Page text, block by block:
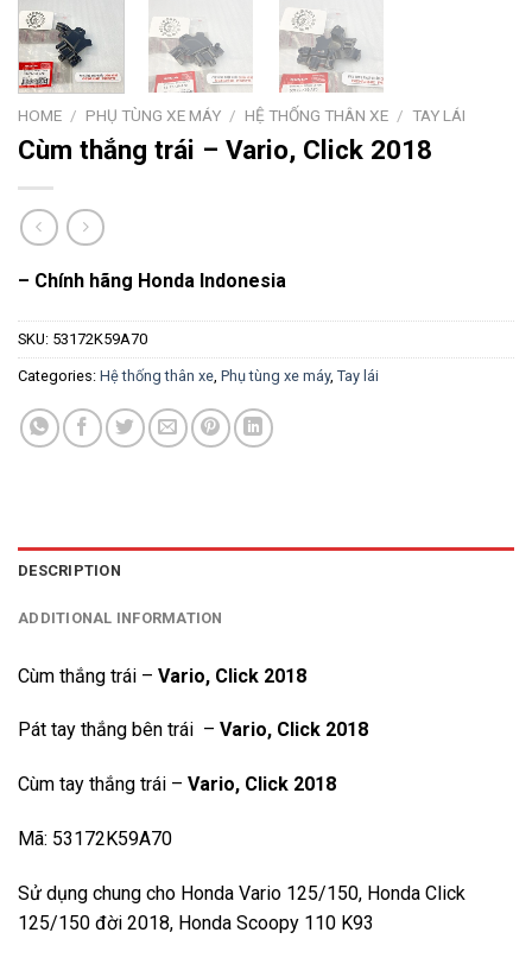
HOME / PHỤ TÙNG XE MÁY / HỆ THỐNG THÂN XE / TAY LÁI
Cùm thắng trái – Vario, Click 2018
– Chính hãng Honda Indonesia
SKU: 53172K59A70
Categories: Hệ thống thân xe Phụ tùng xe máy, Tay lái
DESCRIPTION
ADDITIONAL INFORMATION
Cùm thắng trái – Vario, Click 2018
Pát tay thắng bên trái – Vario, Click 2018
Cùm tay thắng trái – Vario, Click 2018
Mã: 53172K59A70
Sử dụng chung cho Honda Vario 125/150, Honda Click
125/150 đời 2018, Honda Scoopy 110 K93